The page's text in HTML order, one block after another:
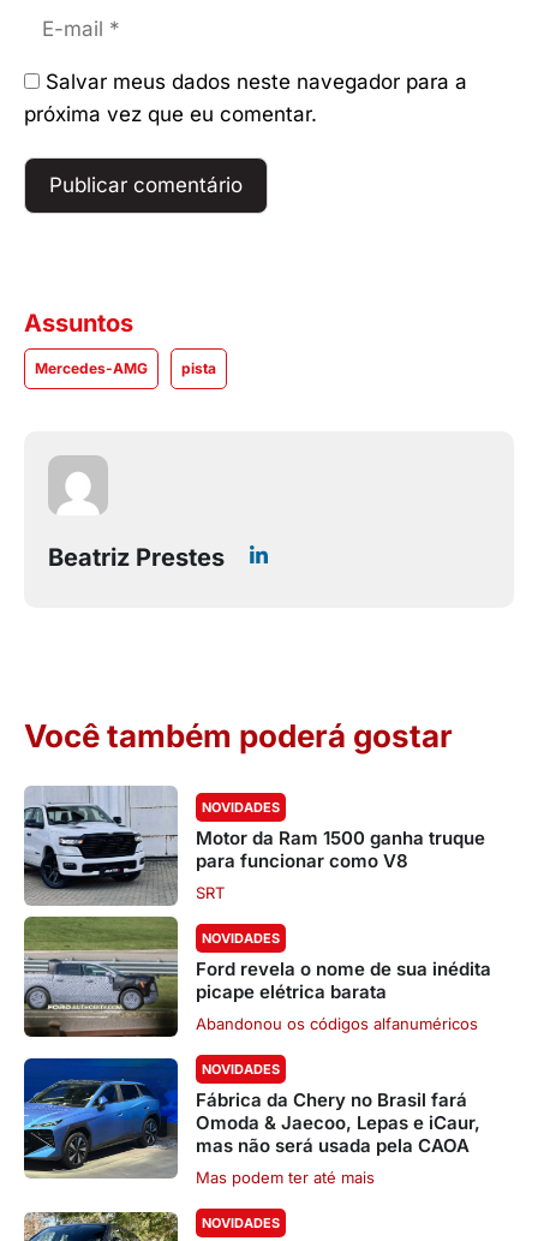
mail
Salvar meus dados neste navegador para a
próxima vez que eu comentar.
Assuntos
Mercedes-AMG pista
Beatriz Prestes
Você também poderá gostar
NOVIDADES
Motor da Ram 1500 ganha truque
para funcionar como V8
SRT
NOVIDADES
Ford revela o nome de sua inédita
picape elétrica barata
Abandonou os códigos alfanuméricos
NOVIDADES
Fábrica da Chery no Brasil fará
Omoda & Jaecoo, Lepas e iCaur,
mas não será usada pela CAOA
Mas podem ter até mais
NOVIDADES